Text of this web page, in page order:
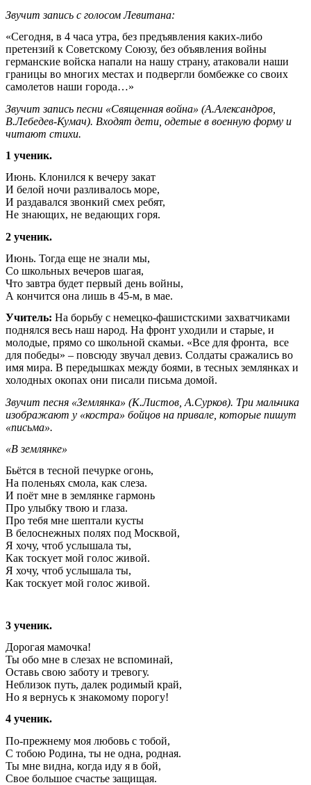
Звучит запись с голосом Левитана:
«Сегодня, в 4 часа утра, без предъявления каких-либо
претензий к Советскому Союзу, без объявления войны
германские войска напали на нашу страну, атаковали наши
границы во многих местах и подвергли бомбежке со своих
самолетов наши города…»
Звучит запись песни «Священная война» (А.Александров,
В.Лебедев-Кумач). Входят дети, одетые в военную форму и
читают стихи.
1 ученик.
Июнь. Клонился к вечеру закат
И белой ночи разливалось море,
И раздавался звонкий смех ребят,
Не знающих, не ведающих горя.
2 ученик.
Июнь. Тогда еще не знали мы,
Со школьных вечеров шагая,
Что завтра будет первый день войны,
А кончится она лишь в 45-м, в мае.
Учитель: На борьбу с немецко-фашистскими захватчиками
поднялся весь наш народ. На фронт уходили и старые, и
молодые, прямо со школьной скамьи. «Все для фронта, все
для победы» – повсюду звучал девиз. Солдаты сражались во
имя мира. В передышках между боями, в тесных землянках и
холодных окопах они писали письма домой.
Звучит песня «Землянка» (К.Листов, А.Сурков). Три мальчика
изображают у «костра» бойцов на привале, которые пишут
«письма».
«В землянке»
Бьётся в тесной печурке огонь,
На поленьях смола, как слеза.
И поёт мне в землянке гармонь
Про улыбку твою и глаза.
Про тебя мне шептали кусты
В белоснежных полях под Москвой,
Я хочу, чтоб услышала ты,
Как тоскует мой голос живой.
Я хочу, чтоб услышала ты,
Как тоскует мой голос живой.
3 ученик.
Дорогая мамочка!
Ты обо мне в слезах не вспоминай,
Оставь свою заботу и тревогу.
Неблизок путь, далек родимый край,
Но я вернусь к знакомому порогу!
4 ученик.
По-прежнему моя любовь с тобой,
С тобою Родина, ты не одна, родная.
Ты мне видна, когда иду я в бой,
Свое большое счастье защищая.